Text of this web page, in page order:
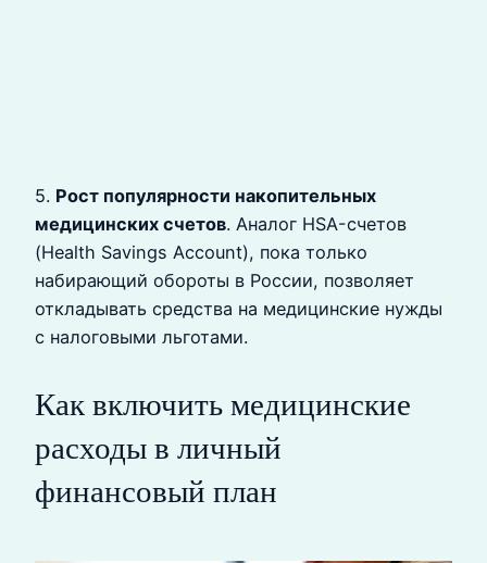
5. Рост популярности накопительных
медицинских счетов. Аналог HSA-счетов
(Health Savings Account), пока только
набирающий обороты в России, позволяет
откладывать средства на медицинские нужды
с налоговыми льготами.
Как включить медицинские
расходы в личный
финансовый план